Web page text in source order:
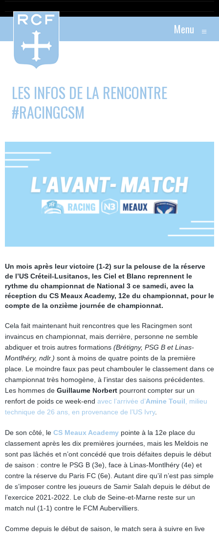
Menu ≡
LES INFOS DE LA RENCONTRE
#RACINGCSM
Un mois après leur victoire (1-2) sur la pelouse de la réserve
de l’US Créteil-Lusitanos, les Ciel et Blanc reprennent le
rythme du championnat de National 3 ce samedi, avec la
réception du CS Meaux Academy, 12e du championnat, pour le
compte de la onzième journée de championnat.
Cela fait maintenant huit rencontres que les Racingmen sont
invaincus en championnat, mais derrière, personne ne semble
abdiquer et trois autres formations (Brétigny, PSG B et Linas-
Montlhéry, ndlr.) sont à moins de quatre points de la première
place. Le moindre faux pas peut chambouler le classement dans ce
championnat très homogène, à l’instar des saisons précédentes.
Les hommes de Guillaume Norbert pourront compter sur un
renfort de poids ce week-end avec l’arrivée d’Amine Touil , milieu
technique de 26 ans, en provenance de l’US Ivry.
De son côté, le CS Meaux Academy pointe à la 12e place du
classement après les dix premières journées, mais les Meldois ne
sont pas lâchés et n’ont concédé que trois défaites depuis le début
de saison : contre le PSG B (3e), face à Linas-Montlhéry (4e) et
contre la réserve du Paris FC (6e). Autant dire qu’il n’est pas simple
de s’imposer contre les joueurs de Samir Salah depuis le début de
l’exercice 2021-2022. Le club de Seine-et-Marne reste sur un
match nul (1-1) contre le FCM Aubervilliers.
Comme depuis le début de saison, le match sera à suivre en live